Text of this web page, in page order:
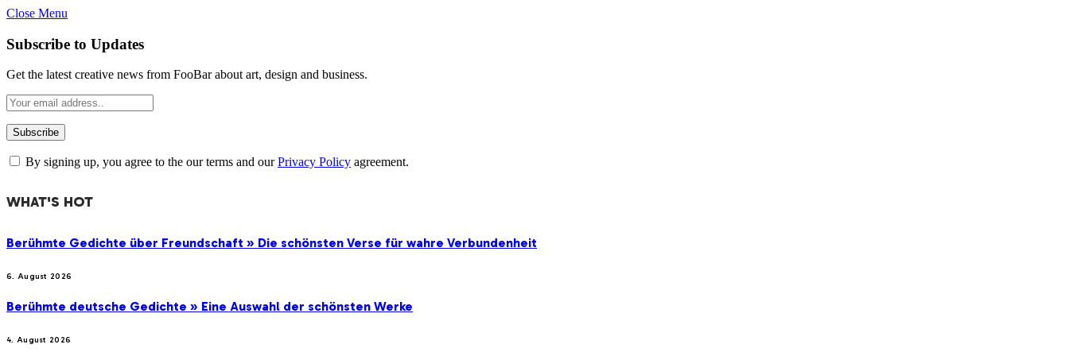
Close Menu
Subscribe to Updates
Get the latest creative news from FooBar about art, design and business.
By signing up, you agree to the our terms and ourPrivacy Policy agreement.
WHAT'S HOT
Berühmte Gedichte über Freundschaft » Die schönsten Verse für wahre Verbundenheit
6. August 2026
Berühmte deutsche Gedichte » Eine Auswahl der schönsten Werke
4. August 2026